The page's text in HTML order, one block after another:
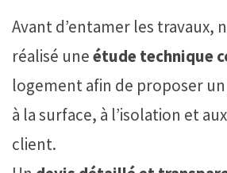
Avant d’entamer les travaux,
réalisé uneétude technique
logement afin de proposer
à la surface, à l’isolation et
client.